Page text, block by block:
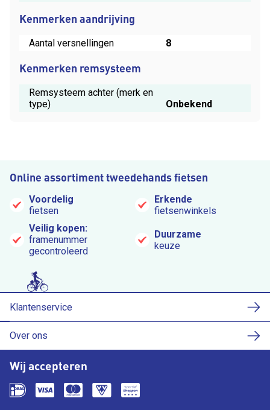
Kenmerken aandrijving
Aantal versnellingen 8
Kenmerken remsysteem
Remsysteem achter (merk en
type)
Onbekend
Online assortiment tweedehands fietsen
Voordelig
fietsen
Erkende
fietsenwinkels
Veilig kopen:
framenummer
gecontroleerd
Duurzame
keuze
Klantenservice
Over ons
Wij accepteren